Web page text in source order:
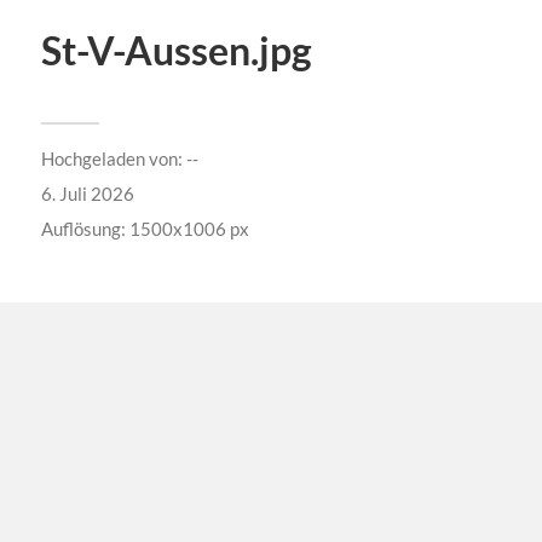
St-V-Aussen.jpg
Hochgeladen von: --
6. Juli 2026
Auflösung: 1500x1006 px